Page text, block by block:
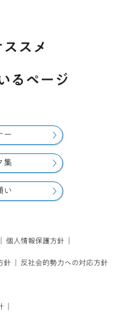
スメ
るページ
ー
集
い
個人情報保護方針
針 反社会的勢力への対応方針